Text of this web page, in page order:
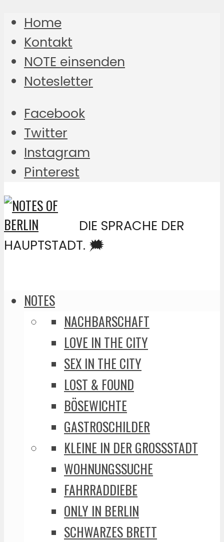
Home
Kontakt
NOTE einsenden
Notesletter
Facebook
Twitter
Instagram
Pinterest
DIE SPRACHE DER
HAUPTSTADT. 🗯️
NOTES
NACHBARSCHAFT
LOVE IN THE CITY
SEX IN THE CITY
LOST & FOUND
BÖSEWICHTE
GASTROSCHILDER
KLEINE IN DER GROSSSTADT
WOHNUNGSSUCHE
FAHRRADDIEBE
ONLY IN BERLIN
SCHWARZES BRETT